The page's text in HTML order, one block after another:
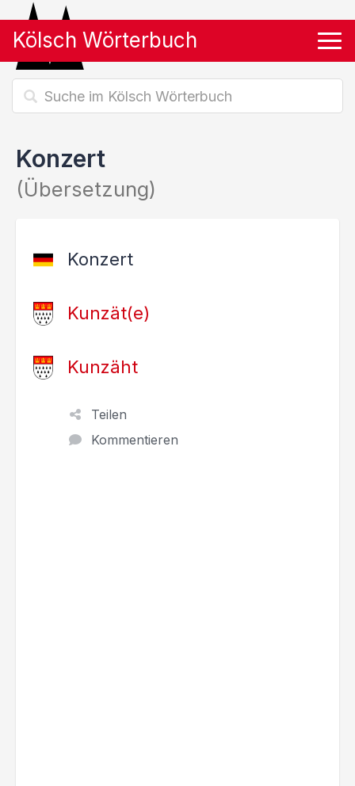
Kölsch Wörterbuch
Konzert
(Übersetzung)
Konzert
Kunzät(e)
Kunzäht
Teilen
Kommentieren